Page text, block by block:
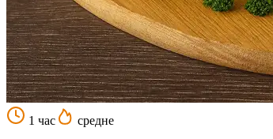
1 час
средне